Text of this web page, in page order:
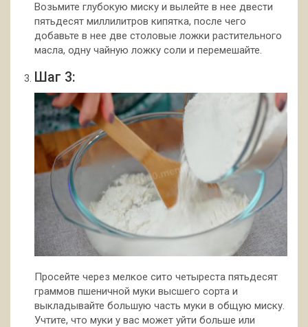
Возьмите глубокую миску и вылейте в нее двести
пятьдесят миллилитров кипятка, после чего
добавьте в нее две столовые ложки растительного
масла, одну чайную ложку соли и перемешайте.
Шаг 3:
Просейте через мелкое сито четыреста пятьдесят
граммов пшеничной муки высшего сорта и
выкладывайте большую часть муки в общую миску.
Учтите, что муки у вас может уйти больше или